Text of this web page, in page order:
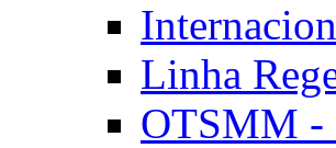
Linha
OTSMM -